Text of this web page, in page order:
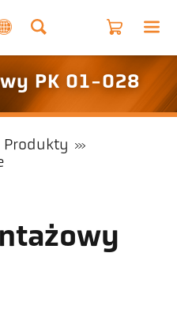
PK 01-028
Produkty